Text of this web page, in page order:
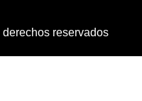
reservados